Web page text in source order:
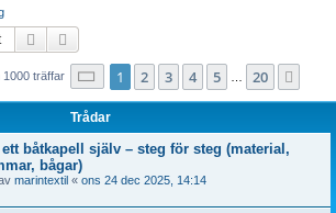
Sök
1000 träffar Sida av 20
1 2 3 4 5 20
Trådar
båtkapell själv – steg för steg (material,
bågar)
marintextil « ons 24 dec 2025, 14:14